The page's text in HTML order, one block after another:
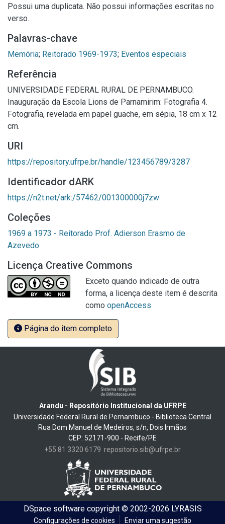
Possui uma duplicata. Não possui informações escritas no
verso.
Palavras-chave
Memória; Reitorado 1969-1973; Eventos especiais
Referência
UNIVERSIDADE FEDERAL RURAL DE PERNAMBUCO.
Inauguração da Escola Lions de Parnamirim: Fotografia 4.
Fotografia, revelada em papel guache, em sépia, 18 cm x 12
cm.
URI
https://repository.ufrpe.br/handle/123456789/3287
Identificador dARK
https://n2t.net/ark:/57462/001300000j7zw
Coleções
1969 a 1973 - Reitorado Prof. Adierson Erasmo de
Azevedo
Licença Creative Commons
Exceto quando indicado de outra
forma, a licença deste item é descrita
como openAccess
Página do item completo
Arandu - Repositório Institucional da UFRPE
Universidade Federal Rural de Pernambuco - Biblioteca Central
Rua Dom Manuel de Medeiros, s/n, Dois Irmãos
CEP: 52171-900 - Recife/PE
+55 81 3320 6179 repositorio.sib@ufrpe.br
DSpace softwarecopyright © 2002-2026 LYRASIS
Configurações de cookies Enviar uma sugestão